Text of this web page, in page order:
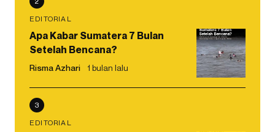
EDITORIAL
Apa Kabar Sumatera 7 Bulan
Setelah Bencana?
Risma Azhari 1 bulan lalu
3
EDITORIAL